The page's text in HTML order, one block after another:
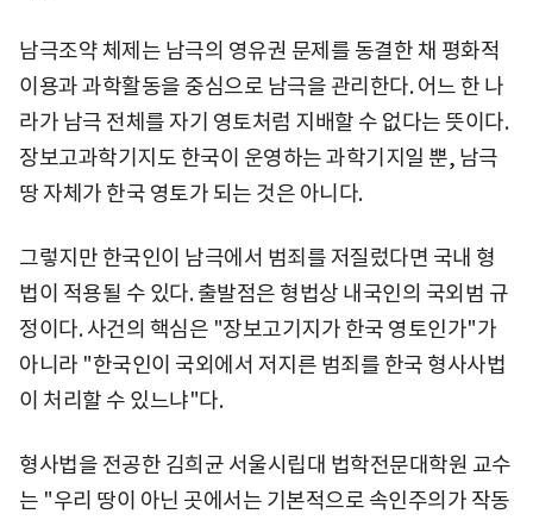
남극조약 체제는 남극의 영유권 문제를 동결한 채 평화적
이용과 과학활동을 중심으로 남극을 관리한다. 어느 한 나
라가 남극 전체를 자기 영토처럼 지배할 수 없다는 뜻이다.
장보고과학기지도 한국이 운영하는 과학기지일 뿐, 남극
땅 자체가 한국 영토가 되는 것은 아니다.
그렇지만 한국인이 남극에서 범죄를 저질렀다면 국내 형
법이 적용될 수 있다. 출발점은 형법상 내국인의 국외범 규
정이다. 사건의 핵심은 "장보고기지가 한국 영토인가"가
아니라 "한국인이 국외에서 저지른 범죄를 한국 형사사법
이 처리할 수 있느냐"다.
형사법을 전공한 김희균 서울시립대 법학전문대학원 교수
는 "우리 땅이 아닌 곳에서는 기본적으로 속인주의가 작동